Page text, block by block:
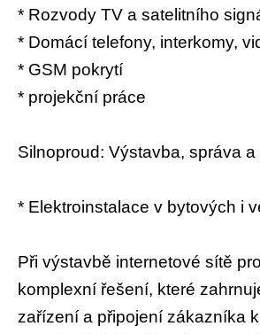
* Rozvody TV a satelitního
* Domácí telefony, interkomy,
* GSM pokrytí
* projekční práce
Silnoproud: Výstavba, správa a
* Elektroinstalace v bytových i
Při výstavbě internetové sítě
komplexní řešení, které
zařízení a připojení zákazníka